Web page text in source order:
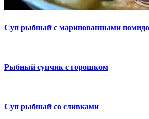
Суп рыбный с маринованными
Рыбный супчик с горошком
Суп рыбный со сливками